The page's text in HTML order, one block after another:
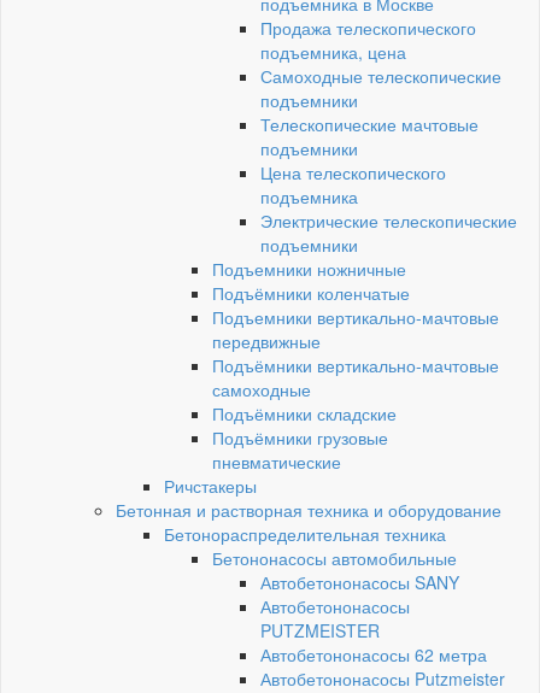
Продажа телескопического
подъемника, цена
Самоходные телескопические
подъемники
Телескопические мачтовые
подъемники
Цена телескопического
подъемника
Электрические телескопические
подъемники
Подъемники ножничные
Подъёмники коленчатые
Подъемники вертикально-мачтовые
передвижные
Подъёмники вертикально-мачтовые
самоходные
Подъёмники складские
Подъёмники грузовые
пневматические
Ричстакеры
Бетонная и растворная техника и оборудование
Бетонораспределительная техника
Бетононасосы автомобильные
Автобетононасосы SANY
Автобетононасосы
PUTZMEISTER
Автобетононасосы 62 метра
Автобетононасосы Putzmeister